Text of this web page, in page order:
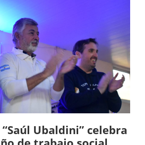
Ubaldini” celebra